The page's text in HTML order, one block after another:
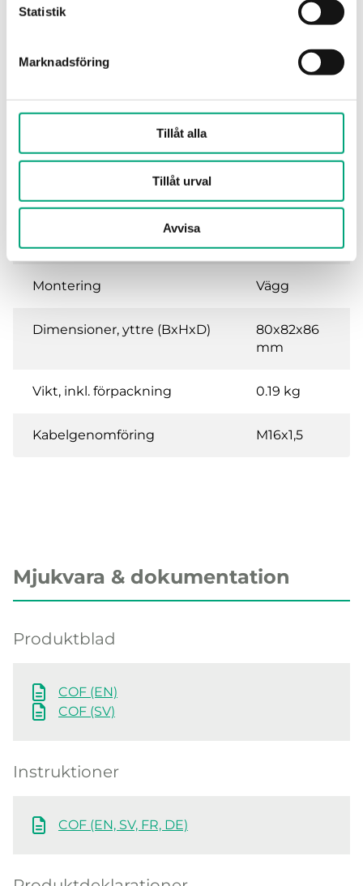
Statistik
Marknadsföring
Tillåt alla
Tillåt urval
Avvisa
Specifikationer för CO-transmitter
Matningsspänning
24VDC
(12...28 V
Omgivande fuktighet (icke-
kondenserande)
Montering Vägg
Dimensioner, yttre (BxHxD)
80x82x86
mm
Vikt, inkl. förpackning 0.19 kg
Kabelgenomföring M16x1,5
Mjukvara & dokumentation
Produktblad
COF (EN)
COF (SV)
Instruktioner
COF (EN, SV, FR, DE)